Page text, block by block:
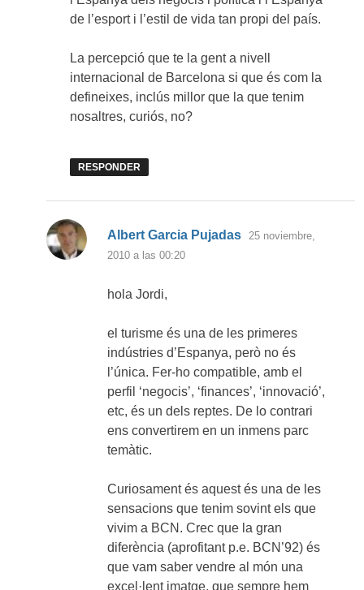
de l’esport i l’estil de vida tan propi del país.
La percepció que te la gent a nivell
internacional de Barcelona si que és com la
defineixes, inclús millor que la que tenim
nosaltres, curiós, no?
RESPONDER
Albert Garcia Pujadas dice:
25 noviembre,
2010 a las 00:20
hola Jordi,
el turisme és una de les primeres
indústries d’Espanya, però no és
l’única. Fer-ho compatible, amb el
perfil ‘negocis’, ‘finances’, ‘innovació’,
etc, és un dels reptes. De lo contrari
ens convertirem en un inmens parc
temàtic.
Curiosament és aquest és una de les
sensacions que tenim sovint els que
vivim a BCN. Crec que la gran
diferència (aprofitant p.e. BCN’92) és
que vam saber vendre al món una
excel·lent imatge, que sempre hem